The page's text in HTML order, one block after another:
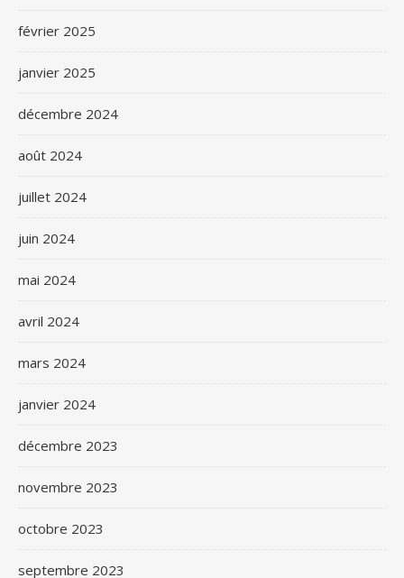
février 2025
janvier 2025
décembre 2024
août 2024
juillet 2024
juin 2024
mai 2024
avril 2024
mars 2024
janvier 2024
décembre 2023
novembre 2023
octobre 2023
septembre 2023